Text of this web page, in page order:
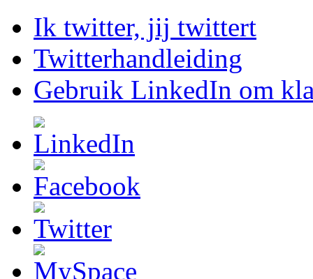
Ik twitter, jij twittert
Twitterhandleiding
Gebruik LinkedIn om